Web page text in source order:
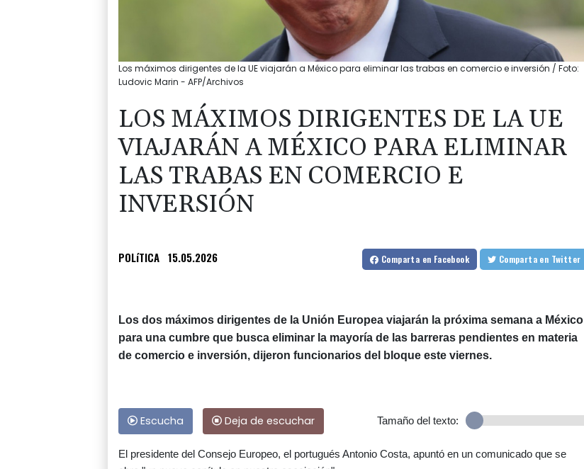
Los máximos dirigentes de la UE viajarán a México para eliminar las trabas en comercio e inversión / Foto:
Ludovic Marin - AFP/Archivos
LOS MÁXIMOS DIRIGENTES DE LA UE
VIAJARÁN A MÉXICO PARA ELIMINAR
LAS TRABAS EN COMERCIO E
INVERSIÓN
POLíTICA 15.05.2026 Comparta en Facebook Comparta en Twitter
Los dos máximos dirigentes de la Unión Europea viajarán la próxima semana a México
para una cumbre que busca eliminar la mayoría de las barreras pendientes en materia
de comercio e inversión, dijeron funcionarios del bloque este viernes.
Escucha Deja de escuchar Tamaño del texto:
El presidente del Consejo Europeo, el portugués Antonio Costa, apuntó en un comunicado que se